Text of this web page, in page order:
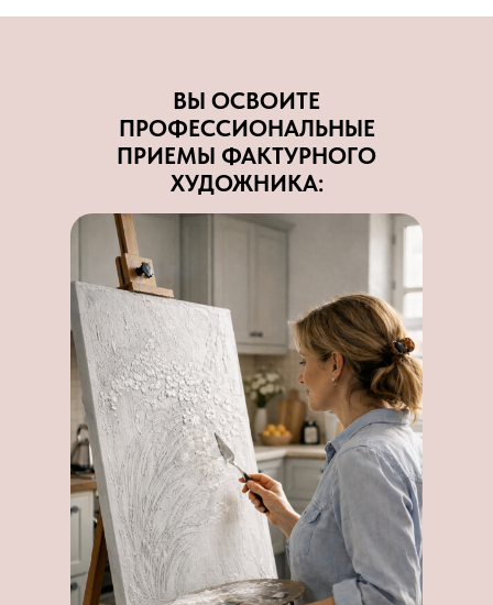
ВЫ ОСВОИТЕ
ПРОФЕССИОНАЛЬНЫЕ
ПРИЕМЫ ФАКТУРНОГО
ХУДОЖНИКА: